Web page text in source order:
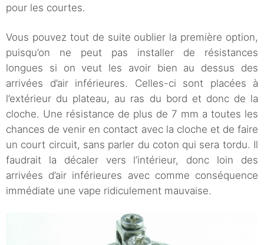
pour les courtes.
Vous pouvez tout de suite oublier la première option,
puisqu’on ne peut pas installer de résistances
longues si on veut les avoir bien au dessus des
arrivées d’air inférieures. Celles-ci sont placées à
l’extérieur du plateau, au ras du bord et donc de la
cloche. Une résistance de plus de 7 mm a toutes les
chances de venir en contact avec la cloche et de faire
un court circuit, sans parler du coton qui sera tordu. Il
faudrait la décaler vers l’intérieur, donc loin des
arrivées d’air inférieures avec comme conséquence
immédiate une vape ridiculement mauvaise.